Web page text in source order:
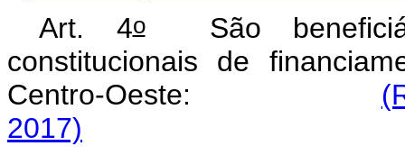
Art. 4oSão
constitucionais de
Centro-Oeste:
2017)